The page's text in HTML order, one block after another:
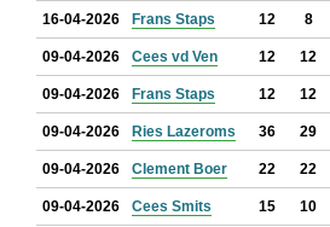
16-04-2026 Frans Staps 12 8
09-04-2026 Cees vd Ven 12 12
09-04-2026 Frans Staps 12 12
09-04-2026 Ries Lazeroms 36 29
09-04-2026 Clement Boer 22 22
09-04-2026 Cees Smits 15 10